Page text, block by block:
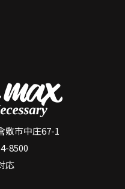
敷市中庄67-1
8500
応